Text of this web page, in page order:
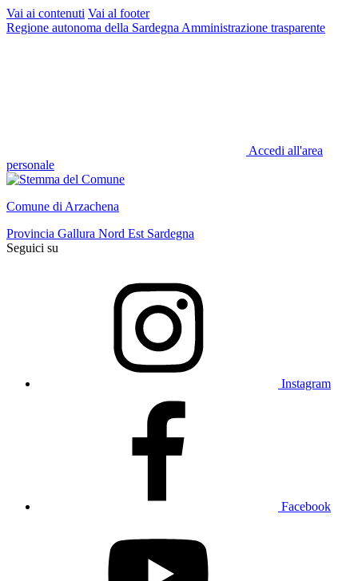
Vai ai contenuti Vai al footer
Regione autonoma della Sardegna Amministrazione trasparente
Accedi all'area
personale
Comune di Arzachena
Provincia Gallura Nord Est Sardegna
Seguici su
Instagram
Facebook